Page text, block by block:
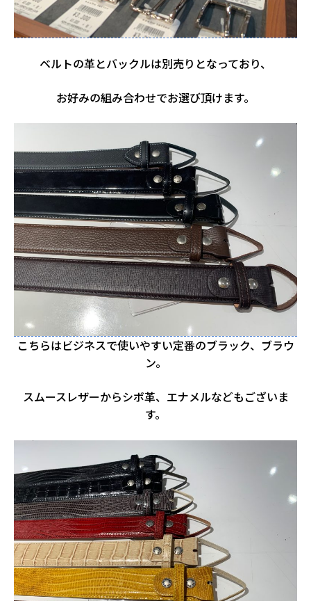
ベルトの革とバックルは別売りとなっており、
お好みの組み合わせでお選び頂けます。
こちらはビジネスで使いやすい定番のブラック、ブラウ
ン。
スムースレザーからシボ革、エナメルなどもございま
す。